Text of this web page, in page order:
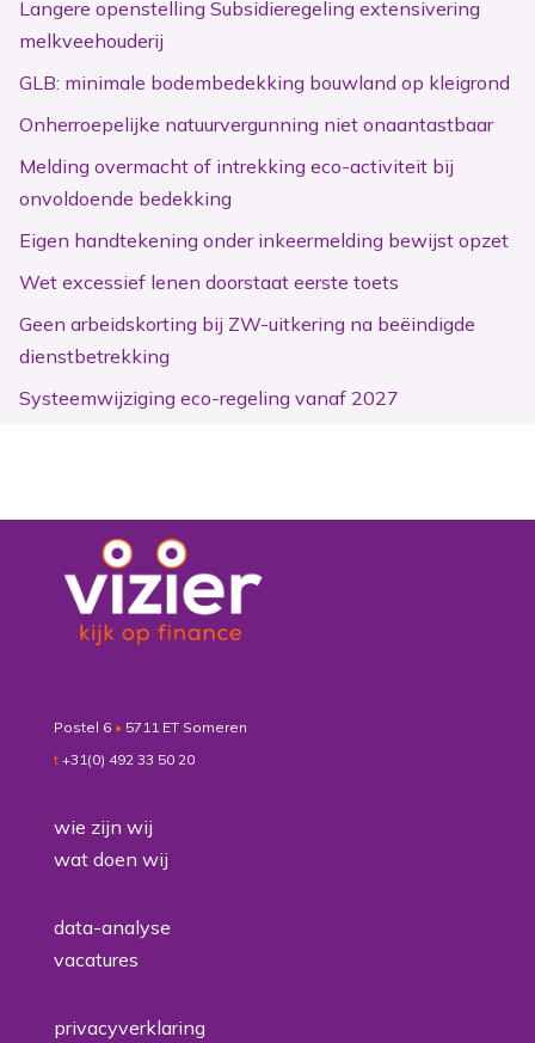
Langere openstelling Subsidieregeling extensivering
melkveehouderij
GLB: minimale bodembedekking bouwland op kleigrond
Onherroepelijke natuurvergunning niet onaantastbaar
Melding overmacht of intrekking eco-activiteit bij
onvoldoende bedekking
Eigen handtekening onder inkeermelding bewijst opzet
Wet excessief lenen doorstaat eerste toets
Geen arbeidskorting bij ZW-uitkering na beëindigde
dienstbetrekking
Systeemwijziging eco-regeling vanaf 2027
Postel 6 • 5711 ET Someren
t +31(0) 492 33 50 20
wie zijn wij
wat doen wij
data-analyse
vacatures
privacyverklaring